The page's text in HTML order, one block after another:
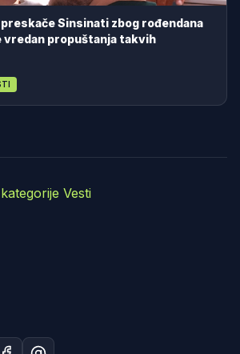
Sinsinati zbog rođendana
vredan propuštanja takvih
Vesti